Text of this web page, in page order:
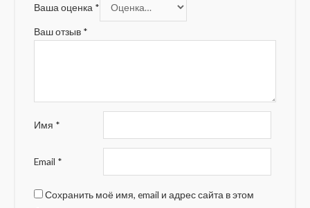
Ваша оценка *
Ваш отзыв *
Имя *
Email *
Сохранить моё имя, email и адрес сайта в этом